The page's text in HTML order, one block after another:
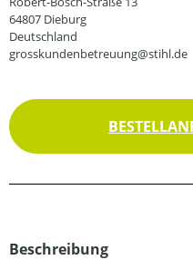
64807 Dieburg
Deutschland
grosskundenbetreuung@stihl.de
Beschreibung